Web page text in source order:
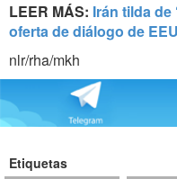
LEER MÁS: Irán tilda de
oferta de diálogo de EEU
nlr/rha/mkh
Etiquetas